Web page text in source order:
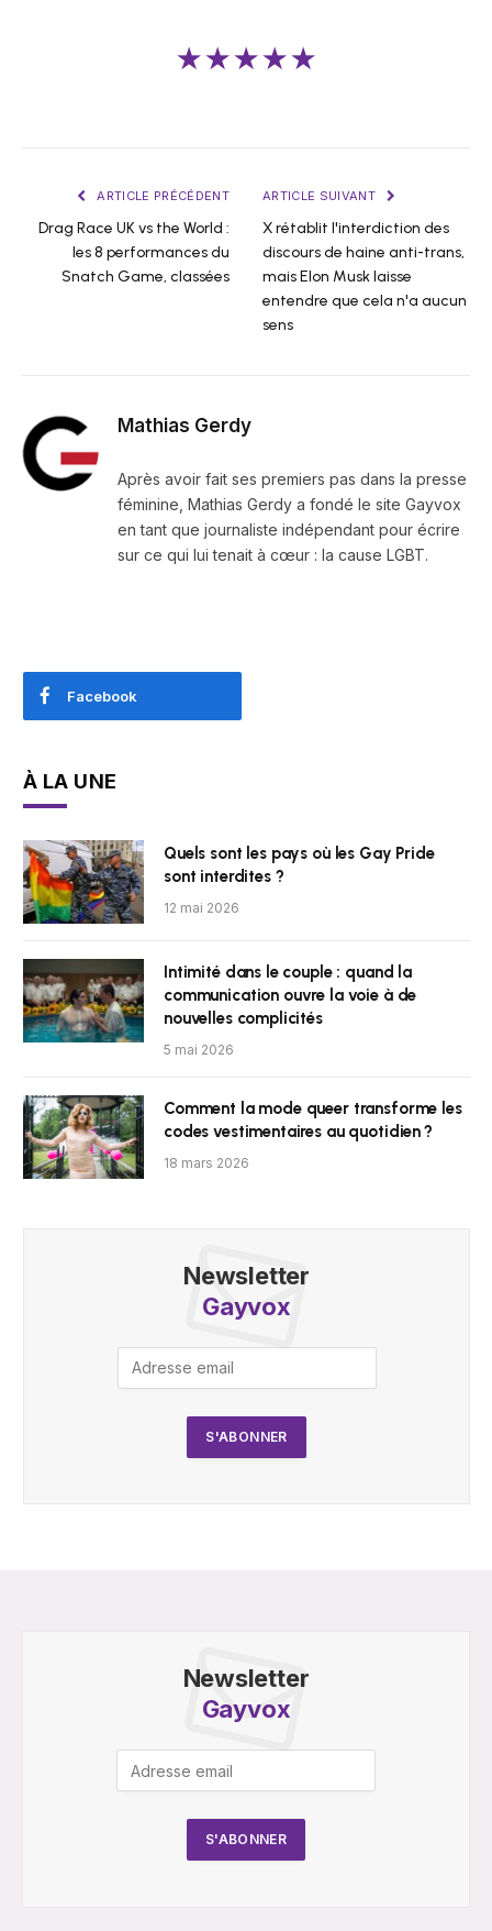
★★★★★
ARTICLE PRÉCÉDENT
Drag Race UK vs the World :
les 8 performances du
Snatch Game, classées
ARTICLE SUIVANT
X rétablit l'interdiction des
discours de haine anti-trans,
mais Elon Musk laisse
entendre que cela n'a aucun
sens
Mathias Gerdy
Après avoir fait ses premiers pas dans la presse
féminine, Mathias Gerdy a fondé le site Gayvox
en tant que journaliste indépendant pour écrire
sur ce qui lui tenait à cœur : la cause LGBT.
Facebook
À LA UNE
Quels sont les pays où les Gay Pride
sont interdites ?
12 mai 2026
Intimité dans le couple : quand la
communication ouvre la voie à de
nouvelles complicités
5 mai 2026
Comment la mode queer transforme les
codes vestimentaires au quotidien ?
18 mars 2026
Newsletter
Gayvox
Newsletter
Gayvox